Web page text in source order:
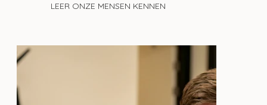
LEER ONZE MENSEN KENNEN